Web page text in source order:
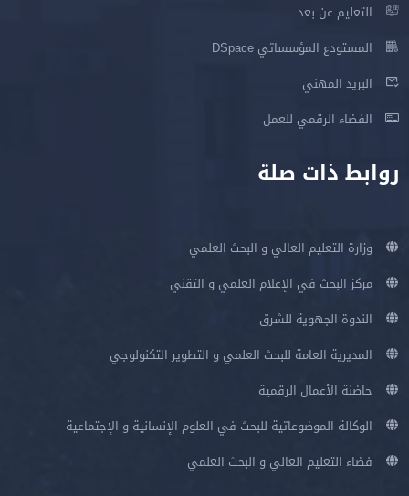
التعليم عن بعد
المستودع المؤسساتي DSpace
البريد المهني
الفضاء الرقمي للعمل
روابط ذات صلة
وزارة التعليم العالي و البحث العلمي
مركز البحث في الإعلام العلمي و التقني
الندوة الجهوية للشرق
المديرية العامة للبحث العلمي و التطوير التكنولوجي
حاضنة الأعمال الرقمية
الوكالة الموضوعاتية للبحث في العلوم الإنسانية و الإجتماعية
فضاء التعليم العالي و البحث العلمي